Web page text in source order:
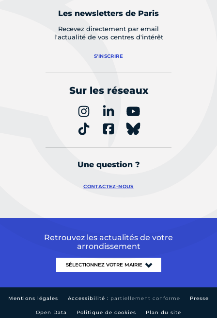
Les newsletters de Paris
Recevez directement par email
l'actualité de vos centres d'intérêt
S'INSCRIRE
Sur les réseaux
Une question ?
CONTACTEZ-NOUS
Retrouvez les actualités de votre
arrondissement
Mentions légales Accessibilité : partiellement conforme Presse
Open Data Politique de cookies Plan du site